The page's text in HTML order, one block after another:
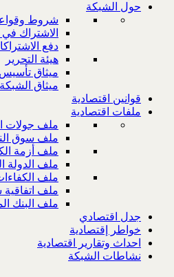
حول الشبكة
شروط
الاشتراك
دفع
هيئة التحرير
ميثاق
ميثاق
قوانين اقتصادية
ملفات اقتصادية
ملف جولات
ملف سوق
ملف أزمة
ملف الدولة
ملف
ملف
ملف البنك
جدل اقتصادي
خواطر إقتصادية
احداث وتقارير اقتصادية
نشاطات الشبكة